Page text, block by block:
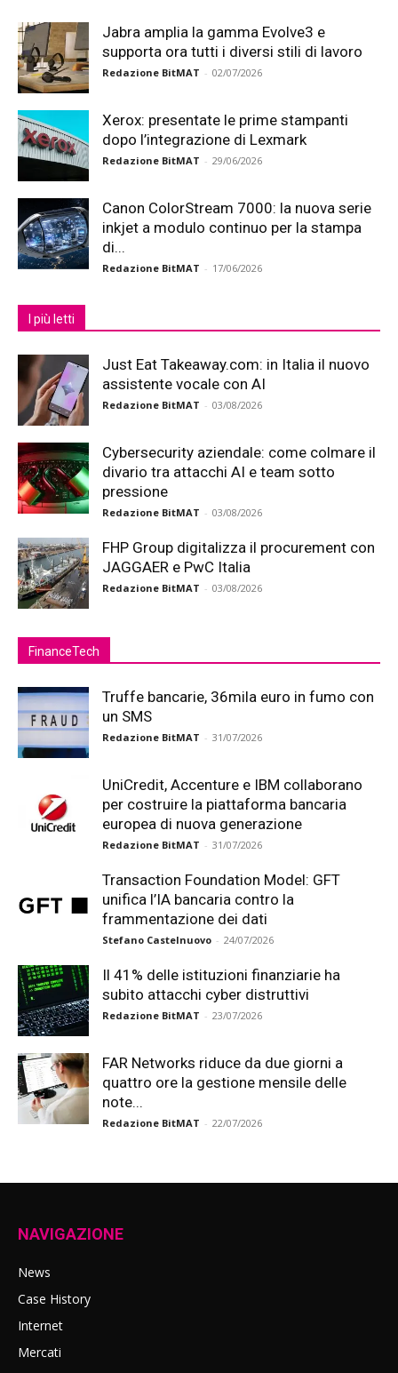
Jabra amplia la gamma Evolve3 e
supporta ora tutti i diversi stili di lavoro
Redazione BitMAT - 02/07/2026
Xerox: presentate le prime stampanti
dopo l’integrazione di Lexmark
Redazione BitMAT - 29/06/2026
Canon ColorStream 7000: la nuova serie
inkjet a modulo continuo per la stampa
di...
Redazione BitMAT - 17/06/2026
I più letti
Just Eat Takeaway.com: in Italia il nuovo
assistente vocale con AI
Redazione BitMAT - 03/08/2026
Cybersecurity aziendale: come colmare il
divario tra attacchi AI e team sotto
pressione
Redazione BitMAT - 03/08/2026
FHP Group digitalizza il procurement con
JAGGAER e PwC Italia
Redazione BitMAT - 03/08/2026
FinanceTech
Truffe bancarie, 36mila euro in fumo con
un SMS
Redazione BitMAT - 31/07/2026
UniCredit, Accenture e IBM collaborano
per costruire la piattaforma bancaria
europea di nuova generazione
Redazione BitMAT - 31/07/2026
Transaction Foundation Model: GFT
unifica l’IA bancaria contro la
frammentazione dei dati
Stefano Castelnuovo - 24/07/2026
Il 41% delle istituzioni finanziarie ha
subito attacchi cyber distruttivi
Redazione BitMAT - 23/07/2026
FAR Networks riduce da due giorni a
quattro ore la gestione mensile delle
note...
Redazione BitMAT - 22/07/2026
NAVIGAZIONE
News
Case History
Internet
Mercati